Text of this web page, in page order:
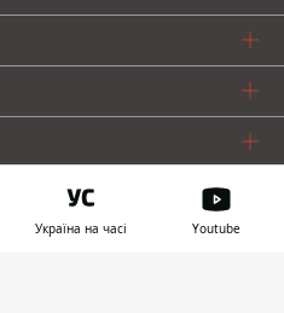
Україна на часі Youtube